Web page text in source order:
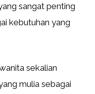
sangat penting
kebutuhan yang
sekalian
mulia sebagai